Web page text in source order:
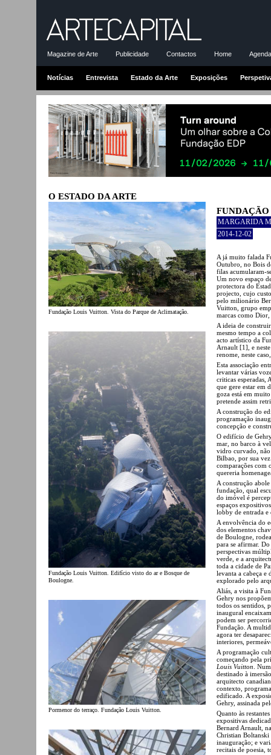
Magazine de Arte Publicidade Contactos Home
Notícias Entrevista Estado da Arte Exposições
O ESTADO DA ARTE
Fundação Louis Vuitton. Vista do Parque de Aclimatação.
Fundação Louis Vuitton. Edifício visto do ar e Bosque de
Boulogne.
Pormenor do terraço. Fundação Louis Vuitton.
MARGARIDA
2014-12-02
A já muito falada
Outubro, no Bois
filas acumularam-
Um novo espaço
protectora do
projecto, cujo
pelo milionário
Vuitton, grupo
marcas como
A ideia de
mesmo tempo a
acto artístico da
Arnault [1], e
renome, neste
Esta associação
levantar várias
criticas esperadas,
que gere estar em
goza está em
pretende assim
A construção do
programação
concepção e
O edifício de
mar, no barco à
vidro curvado, não
Bilbao, por sua
comparações com
quereria
A construção
fundação, qual
do imóvel é
espaços
lobby de entrada e
A envolvência do
dos elementos
de Boulogne,
para se afirmar.
perspectivas
verde, e a
toda a cidade de
levanta a cabeça e
explorado pelo
Aliás, a visita à
Gehry nos
todos os sentidos,
inaugural
podem ser
Fundação. A
agora ter
interiores,
A programação
começando pela
Louis Vuitton .
destinado à
arquitecto
contexto,
edificado. A
Gehry, assinada
Quanto às
expositivas
Bernard Arnault,
Christian Boltanski
inauguração; e
recitais de poesia,